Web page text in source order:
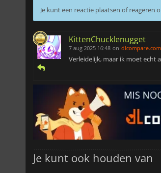
Je kunt een reactie plaatsen of reageren
KittenChucklenugget
7 aug 2025 16:48 on dlcompare.com
Verleidelijk, maar ik moet echt
Je kunt ook houden van